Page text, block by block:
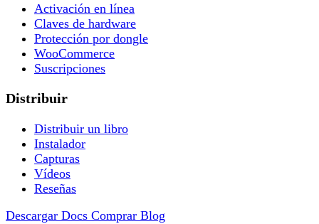
Activación en línea
Claves de hardware
Protección por dongle
WooCommerce
Suscripciones
Distribuir
Distribuir un libro
Instalador
Capturas
Vídeos
Reseñas
Descargar Docs Comprar Blog